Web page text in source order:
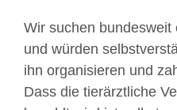
Wir suchen
und würden
ihn organisieren und
Dass die tierärztliche